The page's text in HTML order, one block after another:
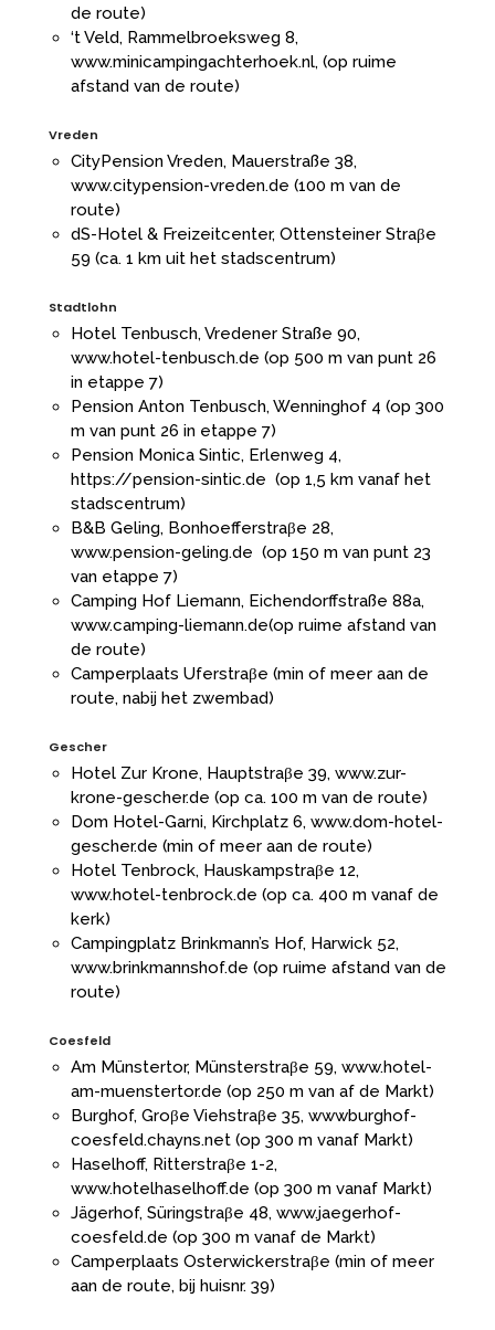
de route)
‘t Veld, Rammelbroeksweg 8,
www.minicampingachterhoek.nl, (op ruime
afstand van de route)
Vreden
CityPension Vreden, Mauerstraße 38,
www.citypension-vreden.de (100 m van de
route)
dS-Hotel & Freizeitcenter, Ottensteiner Straβe
59 (ca. 1 km uit het stadscentrum)
Stadtlohn
Hotel Tenbusch, Vredener Straße 90,
www.hotel-tenbusch.de (op 500 m van punt 26
in etappe 7)
Pension Anton Tenbusch, Wenninghof 4 (op 300
m van punt 26 in etappe 7)
Pension Monica Sintic, Erlenweg 4,
https://pension-sintic.de (op 1,5 km vanaf het
stadscentrum)
B&B Geling, Bonhoefferstraβe 28,
www.pension-geling.de (op 150 m van punt 23
van etappe 7)
Camping Hof Liemann, Eichendorffstraße 88a,
www.camping-liemann.de(op ruime afstand van
de route)
Camperplaats Uferstraβe (min of meer aan de
route, nabij het zwembad)
Gescher
Hotel Zur Krone, Hauptstraβe 39, www.zur-
krone-gescher.de (op ca. 100 m van de route)
Dom Hotel-Garni, Kirchplatz 6, www.dom-hotel-
gescher.de (min of meer aan de route)
Hotel Tenbrock, Hauskampstraβe 12,
www.hotel-tenbrock.de (op ca. 400 m vanaf de
kerk)
Campingplatz Brinkmann’s Hof, Harwick 52,
www.brinkmannshof.de (op ruime afstand van de
route)
Coesfeld
Am Münstertor, Münsterstraβe 59, www.hotel-
am-muenstertor.de (op 250 m van af de Markt)
Burghof, Groβe Viehstraβe 35, wwwburghof-
coesfeld.chayns.net (op 300 m vanaf Markt)
Haselhoff, Ritterstraβe 1-2,
www.hotelhaselhoff.de (op 300 m vanaf Markt)
Jägerhof, Süringstraβe 48, www.jaegerhof-
coesfeld.de (op 300 m vanaf de Markt)
Camperplaats Osterwickerstraβe (min of meer
aan de route, bij huisnr. 39)